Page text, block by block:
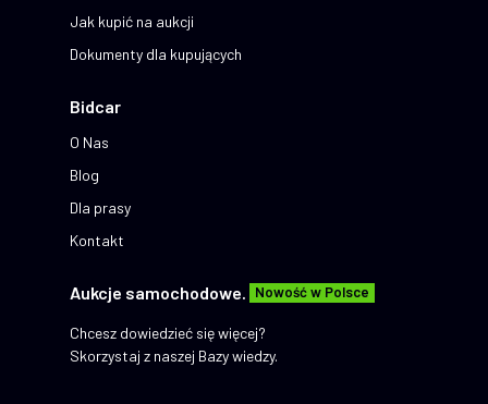
Jak kupić na aukcji
Dokumenty dla kupujących
Bidcar
O Nas
Blog
Dla prasy
Kontakt
Aukcje samochodowe. Nowość w Polsce
Chcesz dowiedzieć się więcej?
Skorzystaj z naszej Bazy wiedzy.